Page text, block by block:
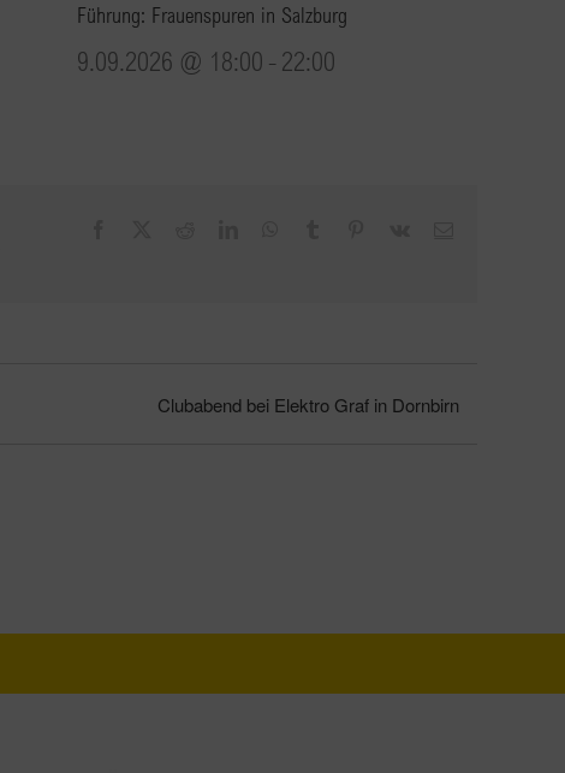
Führung: Frauenspuren in Salzburg
9.09.2026 @ 18:00 - 22:00
Clubabend bei Elektro Graf in Dornbirn